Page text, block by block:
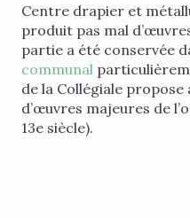
Centre drapier et
produit pas mal
partie a été conservée
communal
de la Collégiale
d’œuvres majeures de
13e siècle).